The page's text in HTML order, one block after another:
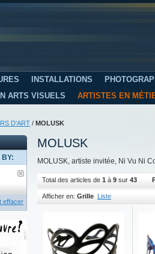
INSTALLATIONS
ARTS VISUELS ARTISTES EN
D'ART / MOLUSK
MOLUSK
MOLUSK, artiste invitée, Ni Vu Ni
Total des articles de 1 à 9 sur 43
Afficher en: Grille Liste
BY:
effacer